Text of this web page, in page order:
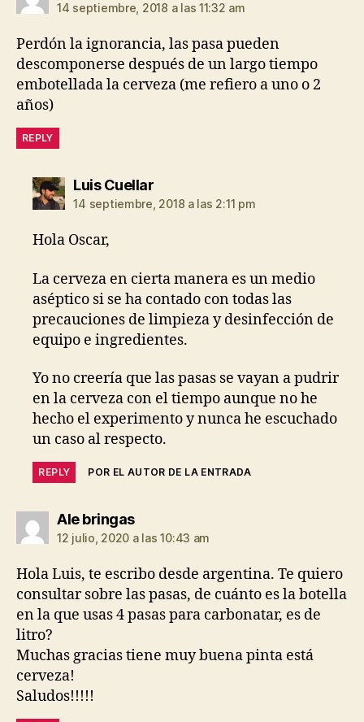
14 septiembre, 2018 a las 11:32 am
Perdón la ignorancia, las pasa pueden
descomponerse después de un largo tiempo
embotellada la cerveza (me refiero a uno o 2
años)
REPLY
Luis Cuellardice:
14 septiembre, 2018 a las 2:11 pm
Hola Oscar,
La cerveza en cierta manera es un medio
aséptico si se ha contado con todas las
precauciones de limpieza y desinfección de
equipo e ingredientes.
Yo no creería que las pasas se vayan a pudrir
en la cerveza con el tiempo aunque no he
hecho el experimento y nunca he escuchado
un caso al respecto.
REPLY POR EL AUTOR DE LA ENTRADA
Ale bringasdice:
12 julio, 2020 a las 10:43 am
Hola Luis, te escribo desde argentina. Te quiero
consultar sobre las pasas, de cuánto es la botella
en la que usas 4 pasas para carbonatar, es de
litro?
Muchas gracias tiene muy buena pinta está
cerveza!
Saludos!!!!!